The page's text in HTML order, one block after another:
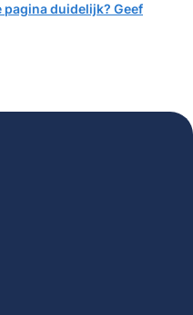
pagina duidelijk? Geef